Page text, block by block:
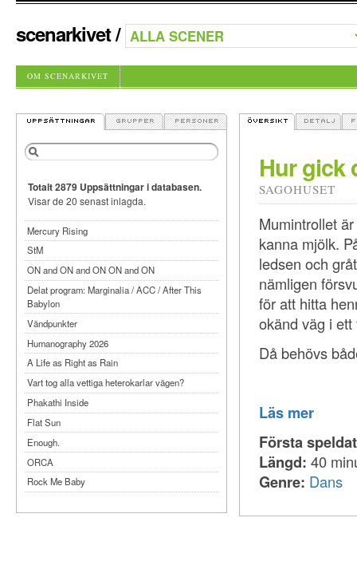
scenarkivet/
OM SCENARKIVET
Hur gick
SAGOHUSET
Mumintrollet
kanna mjölk.
ledsen och
nämligen
för att hitta
okänd väg i
Då behövs
Läs mer
Första
Längd: 40
Genre: Dans
Totalt 2879 Uppsättningar i databasen.
Visar de 20 senast inlagda.
Mercury Rising
StM
ON and ON and ON ON and ON
Delat program: Marginalia / ACC / After This
Babylon
Vändpunkter
Humanography 2026
A Life as Right as Rain
Vart tog alla vettiga heterokarlar vägen?
Phakathi Inside
Flat Sun
Enough.
ORCA
Rock Me Baby